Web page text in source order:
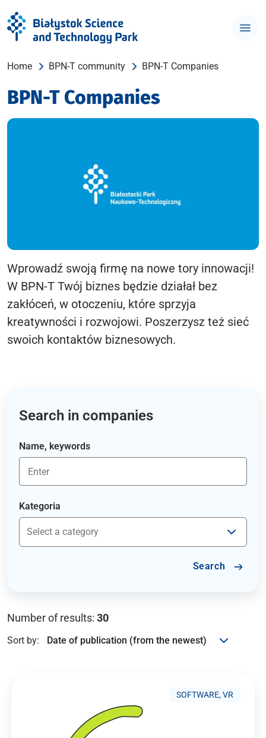
Home BPN-T community BPN-T Companies
BPN-T Companies
Wprowadź swoją firmę na nowe tory innowacji!
W BPN-T Twój biznes będzie działał bez
zakłóceń, w otoczeniu, które sprzyja
kreatywności i rozwojowi. Poszerzysz też sieć
swoich kontaktów biznesowych.
Search in companies
Name, keywords
Kategoria
Search
Number of results: 30
Sort by:
SOFTWARE, VR